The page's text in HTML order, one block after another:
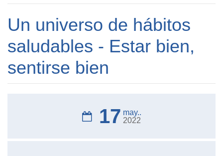
Un universo de hábitos
saludables - Estar bien,
sentirse bien
17 may..
2022